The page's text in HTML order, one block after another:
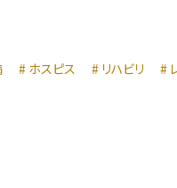
ホスピス リハビリ